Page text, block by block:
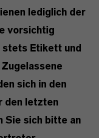
lediglich der
vorsichtig
stets Etikett und
sich in den
den letzten
Sie sich bitte an